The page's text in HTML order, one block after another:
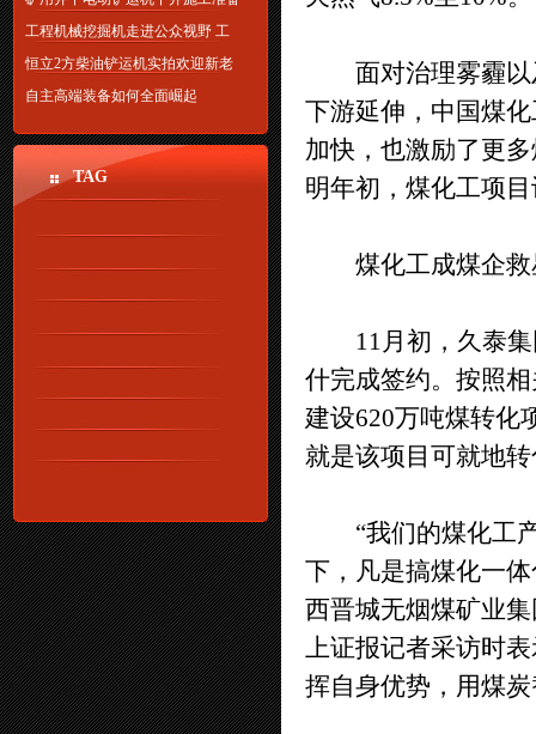
工程机械挖掘机走进公众视野 工
恒立2方柴油铲运机实拍欢迎新老
自主高端装备如何全面崛起
TAG
面对治理雾霾以
下游延伸，中国煤
加快，也激励了更
明年初，煤化工项
煤化工成煤企救
11月初，久泰集
什完成签约。按照
建设620万吨煤转化
就是该项目可就地
“我们的煤化工产
下，凡是搞煤化一
西晋城无烟煤矿业
上证报记者采访时
挥自身优势，用煤